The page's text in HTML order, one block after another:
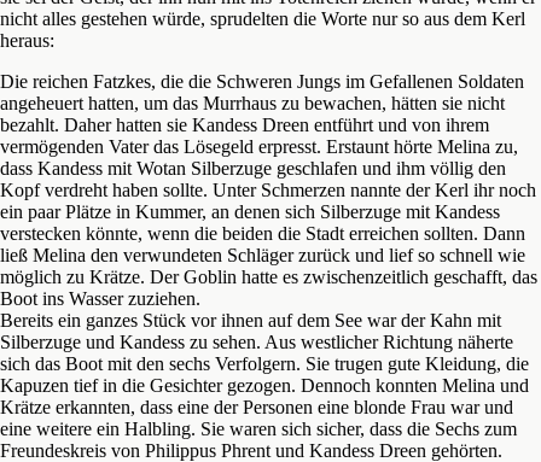
nicht alles gestehen würde, sprudelten die Worte nur so aus dem Kerl
heraus:
Die reichen Fatzkes, die die Schweren Jungs im Gefallenen Soldaten
angeheuert hatten, um das Murrhaus zu bewachen, hätten sie nicht
bezahlt. Daher hatten sie Kandess Dreen entführt und von ihrem
vermögenden Vater das Lösegeld erpresst. Erstaunt hörte Melina zu,
dass Kandess mit Wotan Silberzuge geschlafen und ihm völlig den
Kopf verdreht haben sollte. Unter Schmerzen nannte der Kerl ihr noch
ein paar Plätze in Kummer, an denen sich Silberzuge mit Kandess
verstecken könnte, wenn die beiden die Stadt erreichen sollten. Dann
ließ Melina den verwundeten Schläger zurück und lief so schnell wie
möglich zu Krätze. Der Goblin hatte es zwischenzeitlich geschafft, das
Boot ins Wasser zuziehen.
Bereits ein ganzes Stück vor ihnen auf dem See war der Kahn mit
Silberzuge und Kandess zu sehen. Aus westlicher Richtung näherte
sich das Boot mit den sechs Verfolgern. Sie trugen gute Kleidung, die
Kapuzen tief in die Gesichter gezogen. Dennoch konnten Melina und
Krätze erkannten, dass eine der Personen eine blonde Frau war und
eine weitere ein Halbling. Sie waren sich sicher, dass die Sechs zum
Freundeskreis von Philippus Phrent und Kandess Dreen gehörten.